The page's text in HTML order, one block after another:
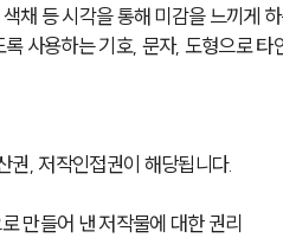
채 등 시각을 통해 미감을 느끼게
사용하는 기호, 문자, 도형으로
권, 저작인접권이 해당됩니다.
만들어 낸 저작물에 대한 권리